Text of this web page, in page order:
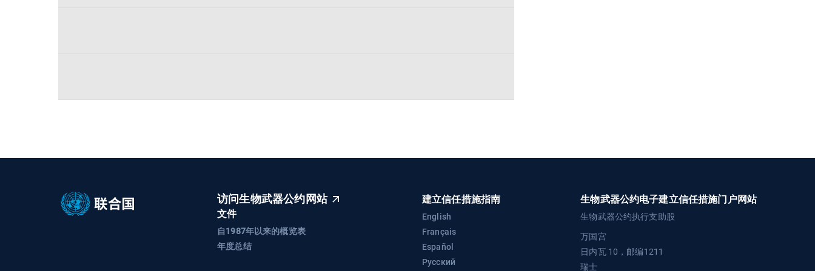
访问生物武器公约网站
文件
自1987年以来的概览表
年度总结
建立信任措施指南
English
Français
Español
Русский
生物武器公约电子建立信任措施门户网站
生物武器公约执行支助股
万国宫
日内瓦 10，邮编1211
瑞士